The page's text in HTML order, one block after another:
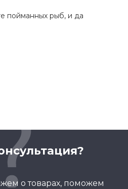
пойманных рыб, и да
о товарах, поможем